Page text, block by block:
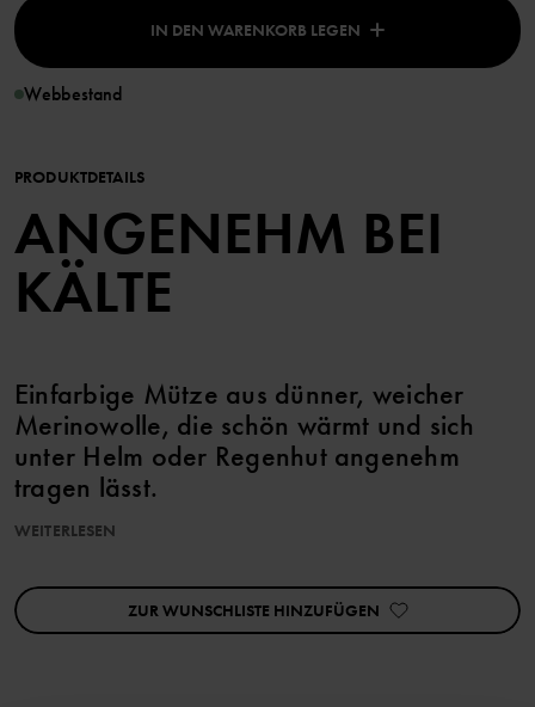
IN DEN WARENKORB LEGEN
Webbestand
PRODUKTDETAILS
ANGENEHM BEI
KÄLTE
Einfarbige Mütze aus dünner, weicher
Merinowolle, die schön wärmt und sich
unter Helm oder Regenhut angenehm
tragen lässt.
Die in diesem Kleidungsstück verarbeitete Wolle ist RWS-
zertifiziert (Responsible Wool Standard). Erfahre mehr auf
WEITERLESEN
ZUR WUNSCHLISTE HINZUFÜGEN